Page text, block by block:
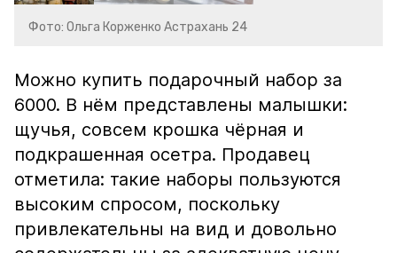
Фото: Ольга Корженко Астрахань 24
Можно купить подарочный набор за
6000. В нём представлены малышки:
щучья, совсем крошка чёрная и
подкрашенная осетра. Продавец
отметила: такие наборы пользуются
высоким спросом, поскольку
привлекательны на вид и довольно